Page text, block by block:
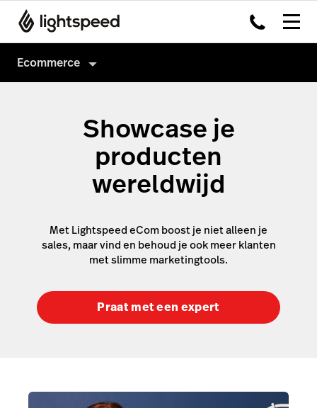
Ecommerce
Webshop starten
Bestaande website
Betaalmethodes
Instagram
Facebook
E-mailmarketing
Meta ads
Beheer
Producten en voorraad
Prijzen
Showcase je
producten
wereldwijd
Met Lightspeed eCom boost je niet alleen je
sales, maar vind en behoud je ook meer klanten
met slimme marketingtools.
Praat met een expert